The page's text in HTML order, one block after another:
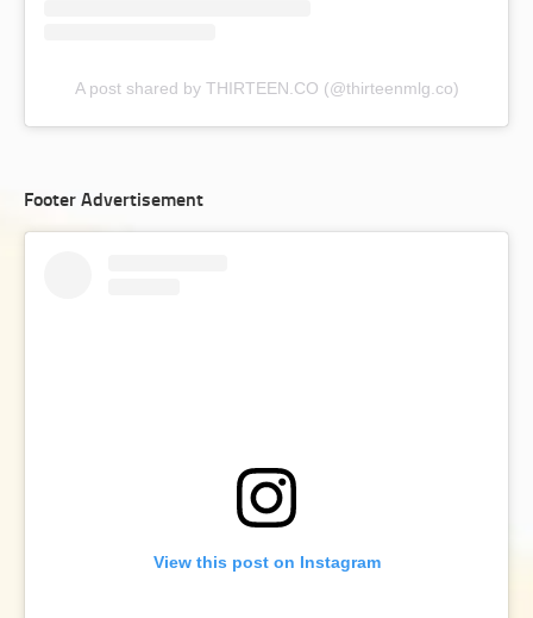
A post shared by THIRTEEN.CO (@thirteenmlg.co)
Footer Advertisement
View this post on Instagram